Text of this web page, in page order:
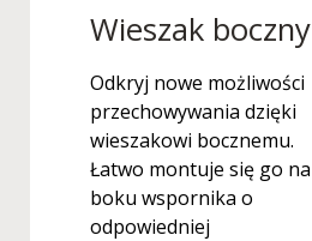
Wieszak boczny
Odkryj nowe możliwości
przechowywania dzięki
wieszakowi bocznemu.
Łatwo montuje się go na
boku wspornika o
odpowiedniej